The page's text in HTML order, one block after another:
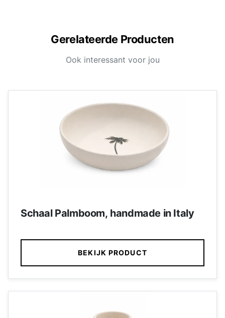
Gerelateerde Producten
Ook interessant voor jou
Schaal Palmboom, handmade in Italy
BEKIJK PRODUCT